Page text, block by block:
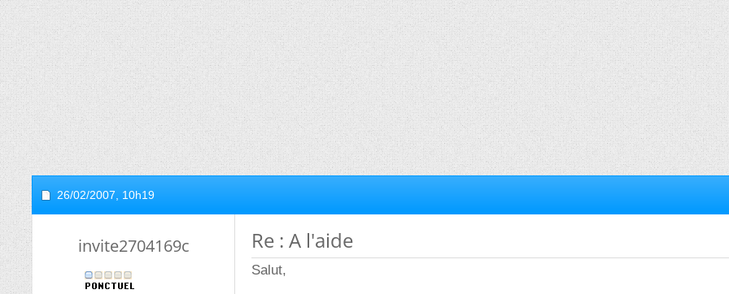
26/02/2007, 10h19
invite2704169c Re : A l'aide
Salut,